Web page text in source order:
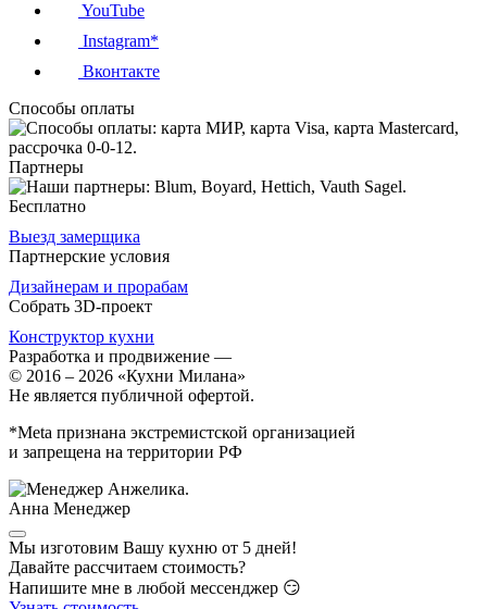
YouTube
Instagram*
Вконтакте
Способы оплаты
Партнеры
Бесплатно
Выезд замерщика
Партнерские условия
Дизайнерам и прорабам
Собрать 3D-проект
Конструктор кухни
Разработка и продвижение —
© 2016 – 2026 «Кухни Милана»
Не является публичной офертой.
*Meta признана экстремистской организацией
и запрещена на территории РФ
Анна Менеджер
Мы изготовим Вашу кухню от 5 дней!
Давайте рассчитаем стоимость?
Напишите мне в любой мессенджер 😏